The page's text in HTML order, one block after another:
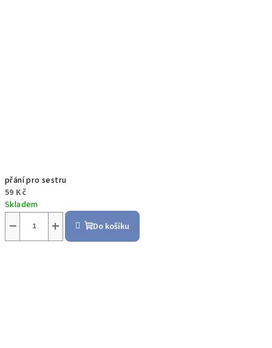
přání pro sestru
59 Kč
Skladem
+
− Do košíku